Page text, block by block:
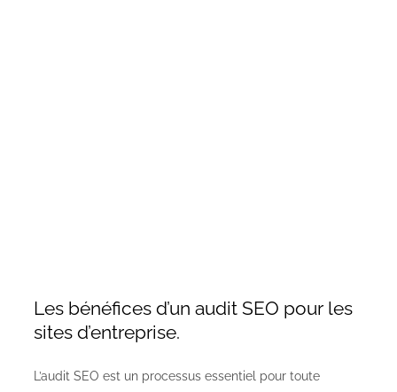
Les bénéfices d’un audit SEO pour les
sites d’entreprise.
L’audit SEO est un processus essentiel pour toute